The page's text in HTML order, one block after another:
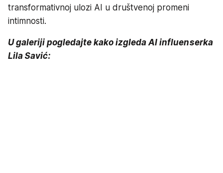
transformativnoj ulozi AI u društvenoj promeni
intimnosti.
U galeriji pogledajte kako izgleda AI influenserka
Lila Savić: